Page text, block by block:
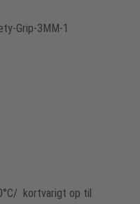
kortvarigt op til